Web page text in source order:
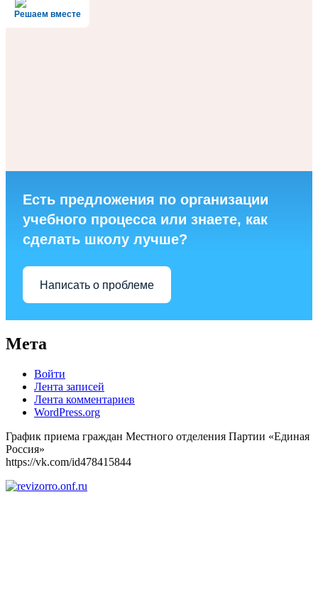
Решаем вместе
Есть предложения по организации
учебного процесса или знаете, как
сделать школу лучше?
Написать о проблеме
Мета
Войти
Лента записей
Лента комментариев
WordPress.org
График приема граждан Местного отделения Партии «Единая
Россия»
https://vk.com/id478415844